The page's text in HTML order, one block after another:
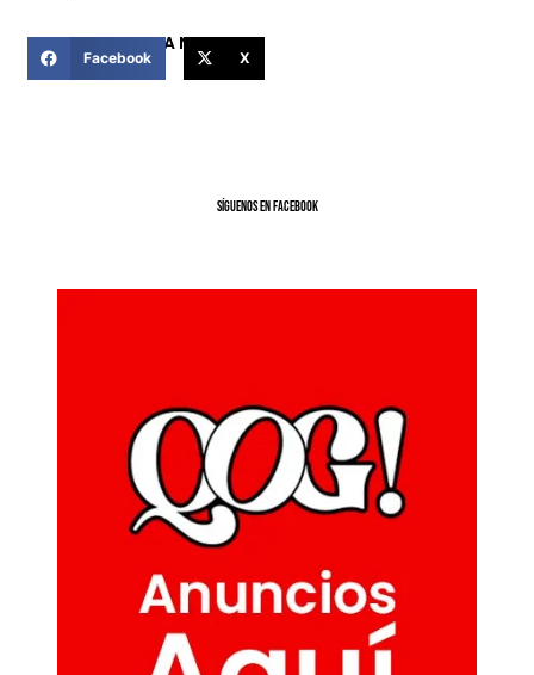
COMPARTIR ESTA NOTICIA
Facebook X
SíGUENOS EN FACEBOOK